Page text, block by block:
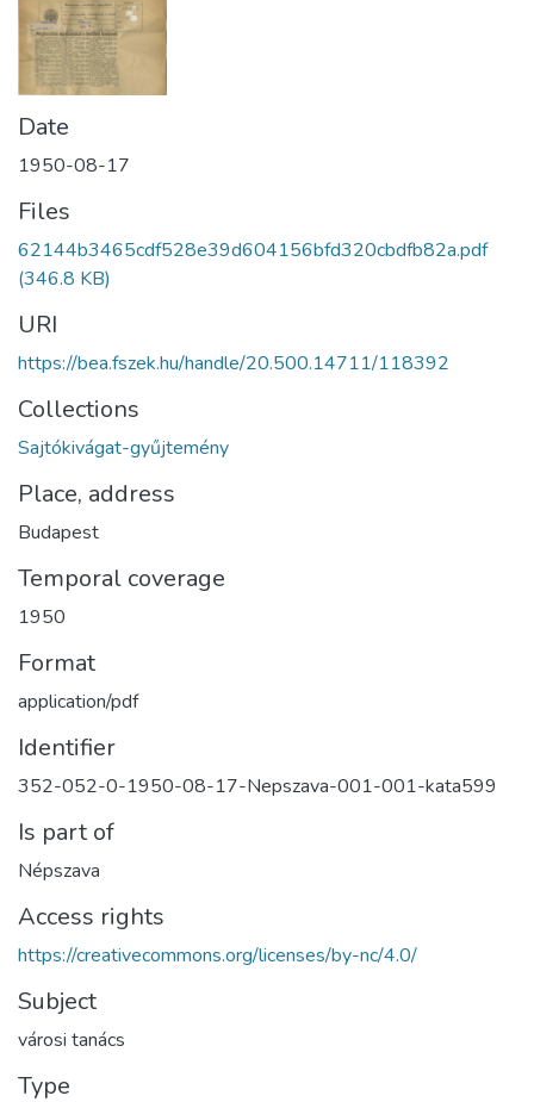
Date
1950-08-17
Files
62144b3465cdf528e39d604156bfd320cbdfb82a.pdf
(346.8 KB)
URI
https://bea.fszek.hu/handle/20.500.14711/118392
Collections
Sajtókivágat-gyűjtemény
Place, address
Budapest
Temporal coverage
1950
Format
application/pdf
Identifier
352-052-0-1950-08-17-Nepszava-001-001-kata599
Is part of
Népszava
Access rights
https://creativecommons.org/licenses/by-nc/4.0/
Subject
városi tanács
Type